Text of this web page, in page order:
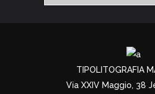
TIPOLITOGRAFIA
Via XXIV Maggio, 38